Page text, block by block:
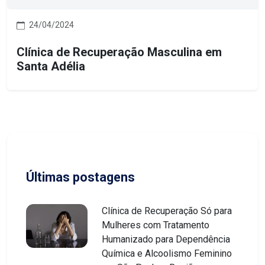
24/04/2024
Clínica de Recuperação Masculina em
Santa Adélia
Últimas postagens
Clínica de Recuperação Só para
Mulheres com Tratamento
Humanizado para Dependência
Química e Alcoolismo Feminino